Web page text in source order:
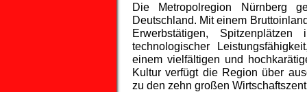
Die Metropolregion Nürnberg
Deutschland. Mit einem
Erwerbstätigen,
technologischer
einem vielfältigen und
Kultur verfügt die Region über
zu den zehn großen